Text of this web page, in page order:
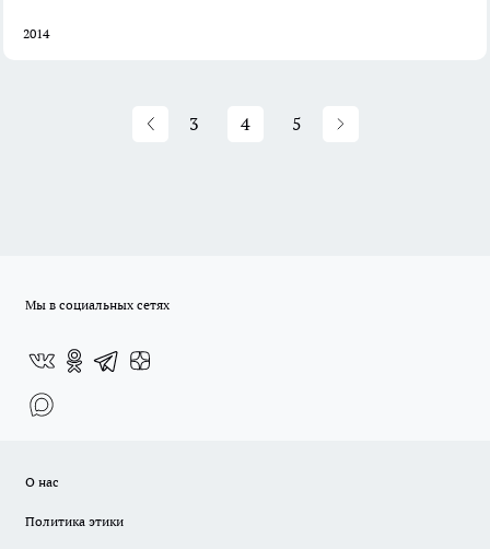
2014
3 4 5
Мы в социальных сетях
О нас
Политика этики